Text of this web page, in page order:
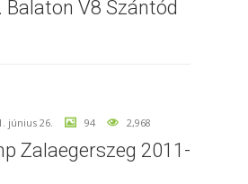
Balaton V8 Szántód
június 26. 94 2,968
Zalaegerszeg 2011-